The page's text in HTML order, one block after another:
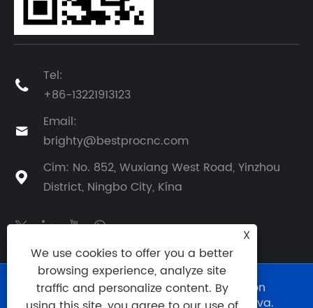

Tel:
+86-13221913123

Email:
brighty@bestprocnc.com

Cím: No. 852, Wuxiang West Road, Yinzhou
District, Ningbo City, Kína
Copyright © 2025 BestPro (Ningbo) Precision
Manufacturing Co., Ltd. Minden jog fenntartva.
X
We use cookies to offer you a better
browsing experience, analyze site
traffic and personalize content. By